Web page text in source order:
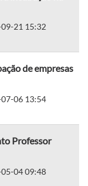
21 15:32
de empresas
06 13:54
Professor
04 09:48